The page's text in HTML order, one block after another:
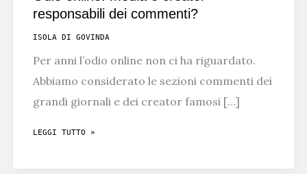
responsabili dei commenti?
ISOLA DI GOVINDA
Per anni l’odio online non ci ha riguardato.
Abbiamo considerato le sezioni commenti dei
grandi giornali e dei creator famosi […]
ODIO
LEGGI TUTTO »